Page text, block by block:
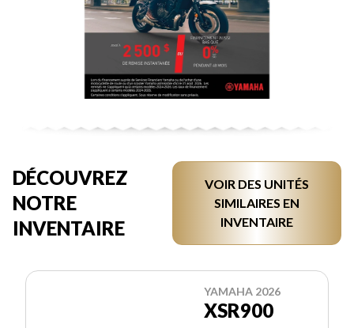
DÉCOUVREZ
NOTRE
INVENTAIRE
VOIR DES UNITÉS
SIMILAIRES EN
INVENTAIRE
YAMAHA 2026
XSR900